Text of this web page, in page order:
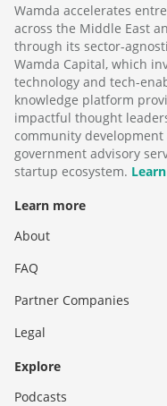
Wamda accelerates
across the Middle East
through its sector-
Wamda Capital, which
technology and tech-
knowledge platform
impactful thought
community
government advisory
startup ecosystem.
Learn more
About
FAQ
Partner Companies
Legal
Explore
Podcasts